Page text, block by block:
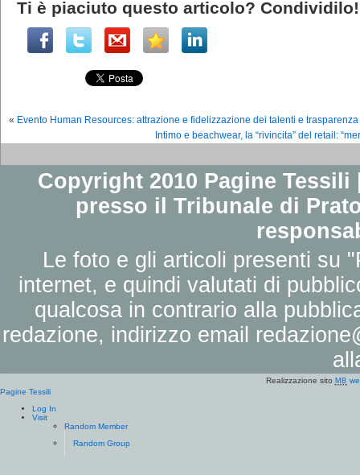
Ti è piaciuto questo articolo? Condividilo!
« Evento Human Resources: attrazione e fidelizzazione dei talenti e
Intimo e beachwear, la “rivincita” del retail:
Copyright 2010 Pagine
presso il Tribunale di
Le foto e gli articoli presenti su
internet, e quindi valutati di
qualcosa in contrario alla
redazione, indirizzo email
Realizzazione sito MB
Pagine Tessili
Log In
Visit
Random Member
Random Group